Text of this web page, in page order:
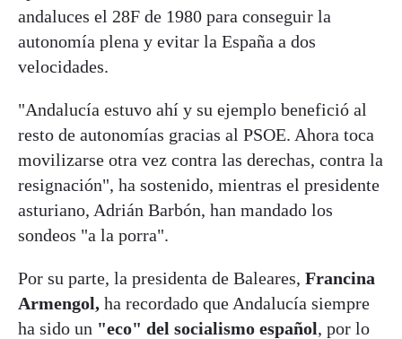
andaluces el 28F de 1980 para conseguir la
autonomía plena y evitar la España a dos
velocidades.
"Andalucía estuvo ahí y su ejemplo benefició al
resto de autonomías gracias al PSOE. Ahora toca
movilizarse otra vez contra las derechas, contra la
resignación", ha sostenido, mientras el presidente
asturiano, Adrián Barbón, han mandado los
sondeos "a la porra".
Por su parte, la presidenta de Baleares, Francina
Armengol, ha recordado que Andalucía siempre
ha sido un "eco" del socialismo español, por lo